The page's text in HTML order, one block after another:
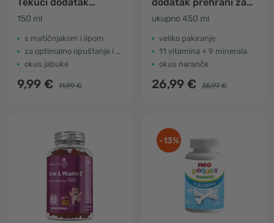
prehrani za djecu za
150 ml
s matičnjakom i lipom
za optimalno opuštanje i san
okus jabuke
9,99 € 11,99 €
djecu u razdoblju
rasta
ukupno 450 ml
veliko pakiranje
11 vitamina + 9 minerala
okus naranče
26,99 € 35,97 €
-13%